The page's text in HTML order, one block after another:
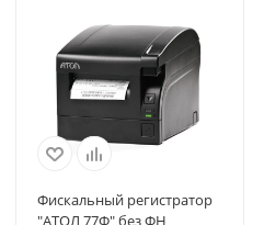
Фискальный регистратор
"АТОЛ 77Ф" без ФН